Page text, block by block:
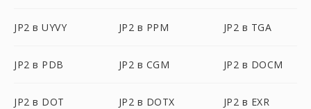
JP2 в UYVY JP2 в PPM JP2 в TGA
JP2 в PDB JP2 в CGM JP2 в DOCM
JP2 в DOT JP2 в DOTX JP2 в EXR